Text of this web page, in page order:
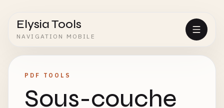
Elysia Tools
NAVIGATION MOBILE
PDF TOOLS
Sous-couche